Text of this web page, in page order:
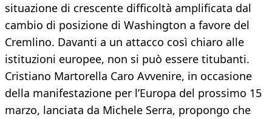
situazione di crescente difficoltà amplificata dal
cambio di posizione di Washington a favore del
Cremlino. Davanti a un attacco così chiaro alle
istituzioni europee, non si può essere titubanti.
Cristiano Martorella Caro Avvenire, in occasione
della manifestazione per l’Europa del prossimo 15
marzo, lanciata da Michele Serra, propongo che